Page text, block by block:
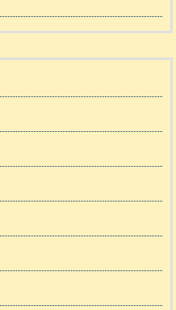
市
ッ
さ
人
記
4
災
ト
預
支
ま